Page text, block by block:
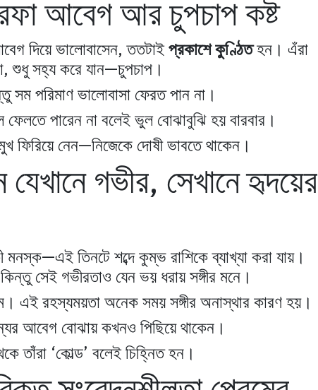
আবেগ আর চুপচাপ কষ্ট
দিয়ে ভালোবাসেন, ততটাইপ্রকাশে কুণ্ঠিতহন। এঁরা
শুধু সহ্য করে যান—চুপচাপ।
পরিমাণ ভালোবাসা ফেরত পান না।
ফেলতে পারেন না বলেই ভুল বোঝাবুঝি হয় বারবার।
ফিরিয়ে নেন—নিজেকে দোষী ভাবতে থাকেন।
গভীর, সেখানে হৃদয়ের
মনস্ক—এই তিনটে শব্দে কুম্ভ রাশিকে ব্যাখ্যা করা যায়।
সেই গভীরতাও যেন ভয় ধরায় সঙ্গীর মনে।
এই রহস্যময়তা অনেক সময় সঙ্গীর অনাস্থার কারণ হয়।
আবেগ বোঝায় কখনও পিছিয়ে থাকেন।
তাঁরা ‘কোল্ড’ বলেই চিহ্নিত হন।